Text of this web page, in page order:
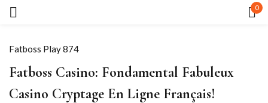
0
Fatboss Play 874
Fatboss Casino: Fondamental Fabuleux
Casino Cryptage En Ligne Français!